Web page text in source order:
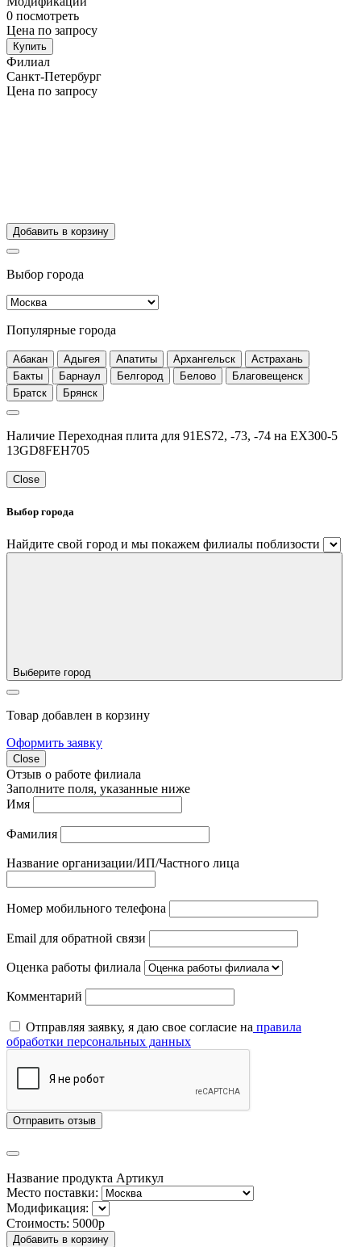
0 посмотреть
Цена по запросу
Купить
Филиал
Санкт-Петербург
Цена по запросу
Добавить в корзину
Выбор города
Популярные города
Абакан Адыгея Апатиты Архангельск
Астрахань
Бакты
Барнаул Белгород Белово
Благовещенск
Братск
Брянск
Наличие Переходная плита для 91ES72, -73, -74 на ЕХ300-5
13GD8FEH705
Close
Выбор города
Найдите свой город и мы покажем филиалы поблизости
Выберите город
Товар добавлен в корзину
Оформить заявку
Close
Отзыв о работе филиала
Заполните поля, указанные ниже
Имя
Фамилия
Название организации/ИП/Частного лица
Номер мобильного телефона
Email для обратной связи
Оценка работы филиала
Комментарий
Отправляя заявку, я даю свое согласие на правила
обработки персональных данных
Отправить отзыв
Название продукта Артикул
Место поставки:
Модификация:
Стоимость: 5000р
Добавить в корзину